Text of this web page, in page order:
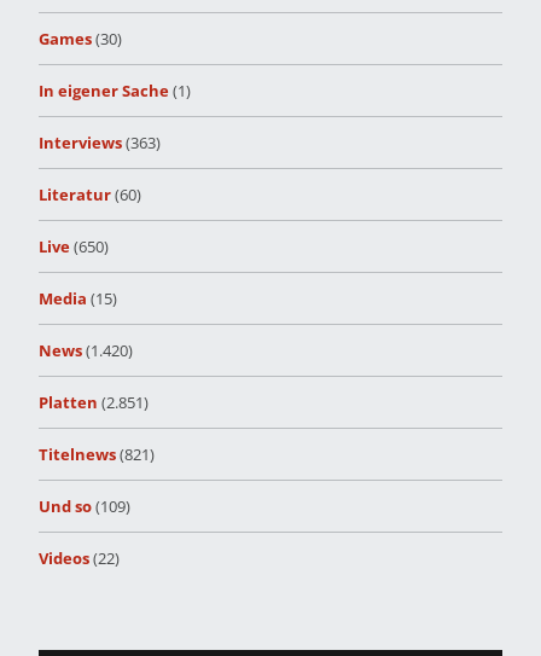
Games(30)
In eigener Sache(1)
Interviews(363)
Literatur(60)
Live(650)
Media (15)
News(1.420)
Platten (2.851)
Titelnews(821)
Und so(109)
Videos(22)